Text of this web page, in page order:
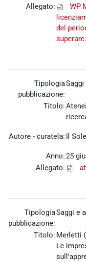
Allegato:
WP
del
Tipologia
pubblicazione:
Titolo:
Autore - curatela: Il
Anno:25
Allegato:
Tipologia
pubblicazione:
Saggi e
Titolo: Merletti
Le